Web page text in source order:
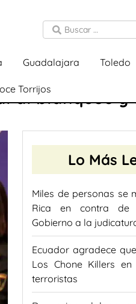
Guadalajara Toledo
Torrijos
al blanqueo y
Lo Más
Miles de personas se
Rica en contra de
Gobierno a la
Ecuador agradece
Los Chone Killers
terroristas